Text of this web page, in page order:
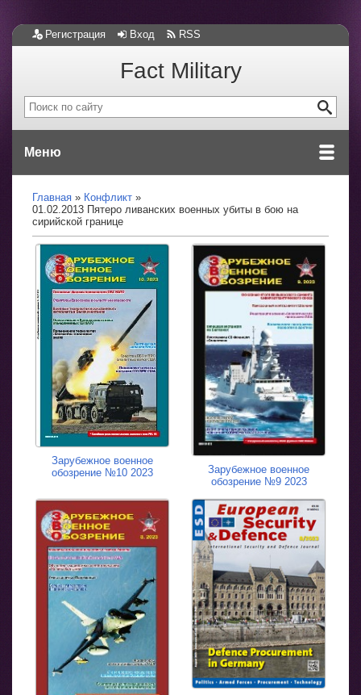
Регистрация Вход RSS
Fact Military
Меню
Главная
Конфликт
01.02.2013 Пятеро ливанских военных убиты в бою на
сирийской границе
Зарубежное военное
обозрение №10 2023
Зарубежное военное
обозрение №9 2023